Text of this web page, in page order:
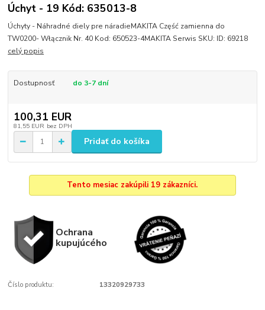
Úchyt - 19 Kód: 635013-8
Úchyty - Náhradné diely pre náradieMAKITA Część zamienna do
TW0200- Włącznik Nr. 40 Kod: 650523-4MAKITA Serwis SKU: ID: 69218
celý popis
Dostupnosť do 3-7 dní
100,31 EUR
81,55 EUR bez DPH
Pridať do košíka
Tento mesiac zakúpili 19 zákazníci.
Ochrana
kupujúcého
Číslo produktu: 13320929733